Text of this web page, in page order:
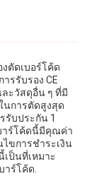
ตัดเบอร์โค้ด
รรับรอง CE
ะวัสดุอื่น ๆ ที่มี
นการตัดสูงสุด
รับประกัน 1
าร์โค้ดนี้มีคุณค่า
ขการชําระเงิน
ป็นที่เหมาะ
าร์โค้ด.